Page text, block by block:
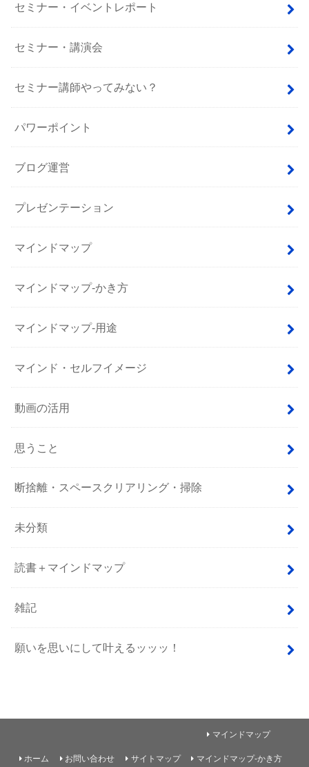
セミナー・イベントレポート
セミナー・講演会
セミナー講師やってみない？
パワーポイント
ブログ運営
プレゼンテーション
マインドマップ
マインドマップ-かき方
マインドマップ-用途
マインド・セルフイメージ
動画の活用
思うこと
断捨離・スペースクリアリング・掃除
未分類
読書＋マインドマップ
雑記
願いを思いにして叶えるッッッ！
ホーム お問い合わせ サイトマップ
マインドマップ
マインドマップ-かき方